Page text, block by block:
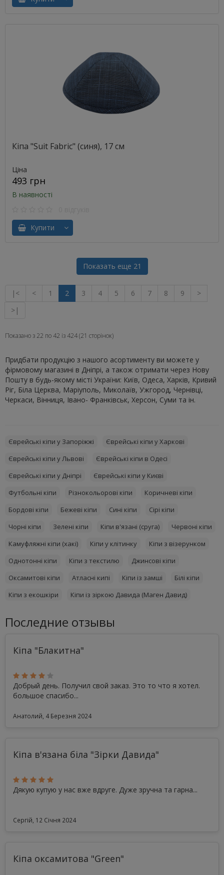
Кіпа "Suit Fabric" (синя), 17 см
Ціна
493 грн
В наявності
Купити
Показать еще 21
|< < 1 2 3 4 5 6 7 8 9
>
>|
Показано з 22 по 42 із 424 (21 сторінок)
Придбати продукцію з нашого асортименту ви можете у
фірмовому магазині в Дніпрі, а також отримати через Нову
Пошту в будь-якому місті України: Київ, Одеса, Харків, Кривий
Ріг, Біла Церква, Маріуполь, Миколаїв, Ужгород, Чернівці,
Черкаси, Вінниця, Івано- Франківськ, Херсон, Суми та ін.
Єврейські кіпи у Запоріжжі
Єврейські кіпи у Харкові
Єврейські кіпи у Львові
Єврейські кіпи в Одесі
Єврейські кіпи у Дніпрі
Єврейські кіпи у Києві
Футбольні кіпи
Різнокольорові кіпи
Коричневі кіпи
Бордові кіпи
Бежеві кіпи Сині кіпи
Сірі кіпи
Чорні кіпи
Зелені кіпи Кіпи в'язані (сруга)
Червоні кіпи
Камуфляжні кіпи (хакі)
Кіпи у клітинку
Кіпи з візерунком
Однотонні кіпи
Кіпи з текстилю
Джинсові кіпи
Оксамитові кіпи
Атласні кипі Кіпи із замші
Білі кіпи
Кіпи з екошкіри
Кіпи із зіркою Давида (Маген Давид)
Последние отзывы
Кіпа "Блакитна"
Добрый день. Получил свой заказ. Это то что я хотел.
большое спасибо...
Анатолий, 4 Березня 2024
Кіпа в'язана біла "Зірки Давида"
Дякую купую у нас вже вдруге. Дуже зручна та гарна...
Сергій, 12 Січня 2024
Кіпа оксамитова "Green"